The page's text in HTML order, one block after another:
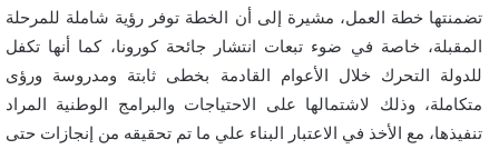
تضمنتها خطة العمل، مشيرة إلى أن الخطة توفر رؤية شاملة للمرحلة
المقبلة، خاصة في ضوء تبعات انتشار جائحة كورونا، كما أنها تكفل
للدولة التحرك خلال الأعوام القادمة بخطى ثابتة ومدروسة ورؤى
متكاملة، وذلك لاشتمالها على الاحتياجات والبرامج الوطنية المراد
تنفيذها، مع الأخذ في الاعتبار البناء علي ما تم تحقيقه من إنجازات حتى